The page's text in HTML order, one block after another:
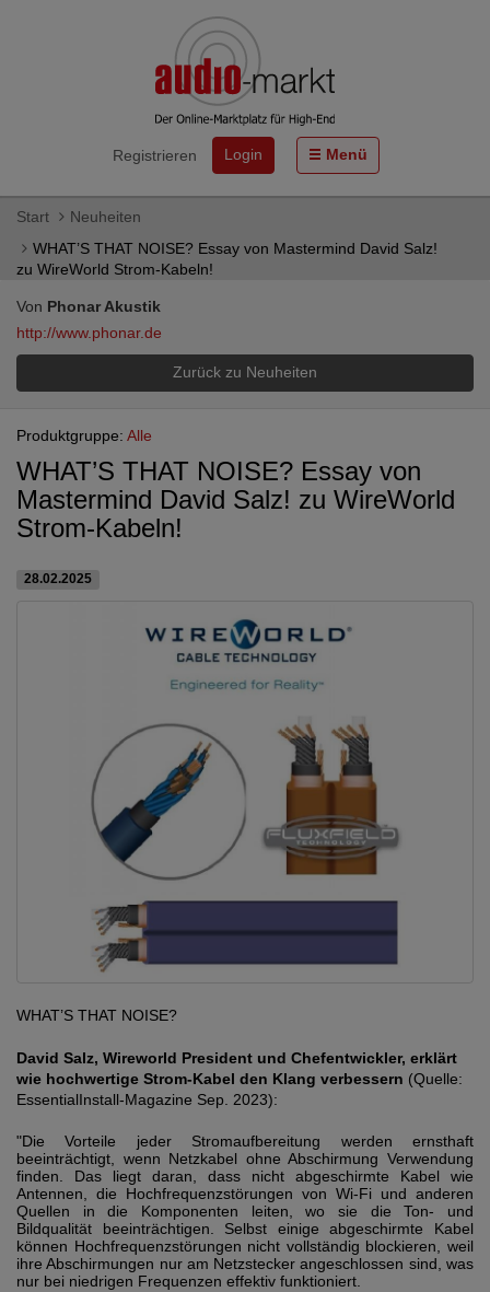
Registrieren Login Menü
Start
Neuheiten
WHAT’S THAT NOISE? Essay von Mastermind David Salz!
zu WireWorld Strom-Kabeln!
Von Phonar Akustik
http://www.phonar.de
Zurück zu Neuheiten
Produktgruppe: Alle
WHAT’S THAT NOISE? Essay von
Mastermind David Salz! zu WireWorld
Strom-Kabeln!
28.02.2025
WHAT’S THAT NOISE?
David Salz, Wireworld President und Chefentwickler, erklärt
wie hochwertige Strom-Kabel den Klang verbessern (Quelle:
EssentialInstall-Magazine Sep. 2023):
"Die Vorteile jeder Stromaufbereitung werden ernsthaft
beeinträchtigt, wenn Netzkabel ohne Abschirmung Verwendung
finden. Das liegt daran, dass nicht abgeschirmte Kabel wie
Antennen, die Hochfrequenzstörungen von Wi-Fi und anderen
Quellen in die Komponenten leiten, wo sie die Ton- und
Bildqualität beeinträchtigen. Selbst einige abgeschirmte Kabel
können Hochfrequenzstörungen nicht vollständig blockieren, weil
ihre Abschirmungen nur am Netzstecker angeschlossen sind, was
nur bei niedrigen Frequenzen effektiv funktioniert.